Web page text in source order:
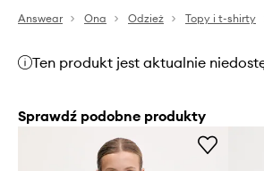
Answear Ona Odzież Topy i t-shirty
Ten produkt jest aktualnie
Sprawdź podobne produkty